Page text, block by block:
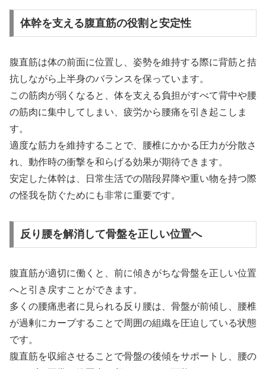
体幹を支える腹直筋の役割と安定性
腹直筋は体の前面に位置し、姿勢を維持する際に背筋と拮
抗しながら上半身のバランスを保っています。
この筋肉が弱くなると、体を支える負担がすべて背中や腰
の筋肉に集中してしまい、疲労から腰痛を引き起こしま
す。
適度な筋力を維持することで、腰椎にかかる圧力が分散さ
れ、動作時の衝撃を和らげる効果が期待できます。
安定した体幹は、日常生活での階段昇降や重い物を持つ際
の怪我を防ぐためにも非常に重要です。
反り腰を解消して骨盤を正しい位置へ
腹直筋が適切に働くと、前に傾きがちな骨盤を正しい位置
へと引き戻すことができます。
多くの腰痛患者に見られる反り腰は、骨盤が前傾し、腰椎
が過剰にカーブすることで周囲の組織を圧迫している状態
です。
腹直筋を収縮させることで骨盤の後傾をサポートし、腰の